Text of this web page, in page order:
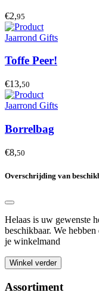
€2,95
Jaarrond Gifts
Toffe Peer!
€13,50
Jaarrond Gifts
Borrelbag
€8,50
Overschrijding van
Helaas is uw gewenste
beschikbaar. We
je winkelmand
Winkel verder
Assortiment